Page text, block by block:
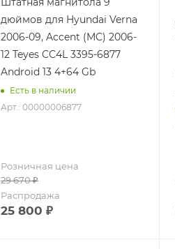
дюймов для Hyundai Verna
2006-09, Accent (MC) 2006-
12 Teyes CC4L 3395-6877
Android 13 4+64 Gb
Есть в наличии
Арт.: 00000006877
Розничная цена
29 670₽
Распродажа
25 800 ₽